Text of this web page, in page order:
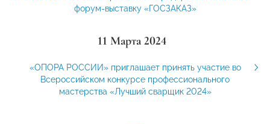
форум-выставку «ГОСЗАКАЗ»
11 Марта 2024
«ОПОРА РОССИИ» приглашает принять участие во
Всероссийском конкурсе профессионального
мастерства «Лучший сварщик 2024»